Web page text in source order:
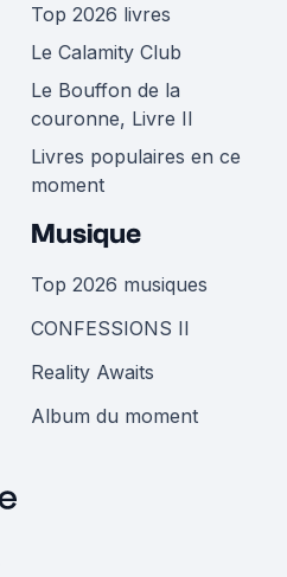
Top 2026 livres
Le Calamity Club
Le Bouffon de la
couronne, Livre II
Livres populaires en ce
moment
Musique
Top 2026 musiques
CONFESSIONS II
Reality Awaits
Album du moment